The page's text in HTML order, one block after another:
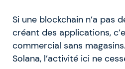
Si une blockchain n’a pas
créant des applications,
commercial sans
Solana, l’activité ici ne